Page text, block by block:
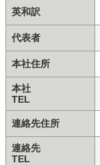
英和訳
代表者
本社住所
本社
TEL
連絡先住所
連絡先
TEL